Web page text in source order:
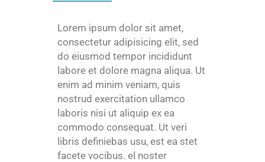
Lorem ipsum dolor sit amet,
consectetur adipisicing elit, sed
do eiusmod tempor incididunt
labore et dolore magna aliqua. Ut
enim ad minim veniam, quis
nostrud exercitation ullamco
laboris nisi ut aliquip ex ea
commodo consequat. Ut veri
libris definiebas usu, est ea stet
facete vocibus. el noster